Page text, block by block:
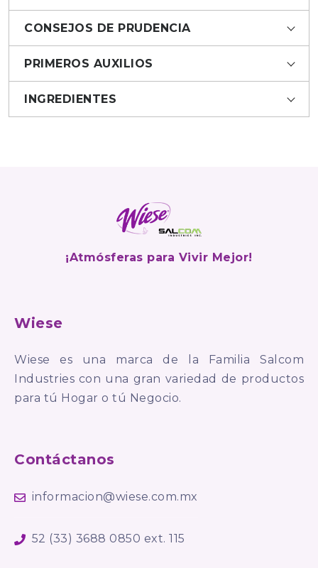
CONSEJOS DE PRUDENCIA
PRIMEROS AUXILIOS
INGREDIENTES
¡Atmósferas para Vivir Mejor!
Wiese
Wiese es una marca de la Familia Salcom
Industries con una gran variedad de productos
para tú Hogar o tú Negocio.
Contáctanos
informacion@wiese.com.mx
52 (33) 3688 0850 ext. 115